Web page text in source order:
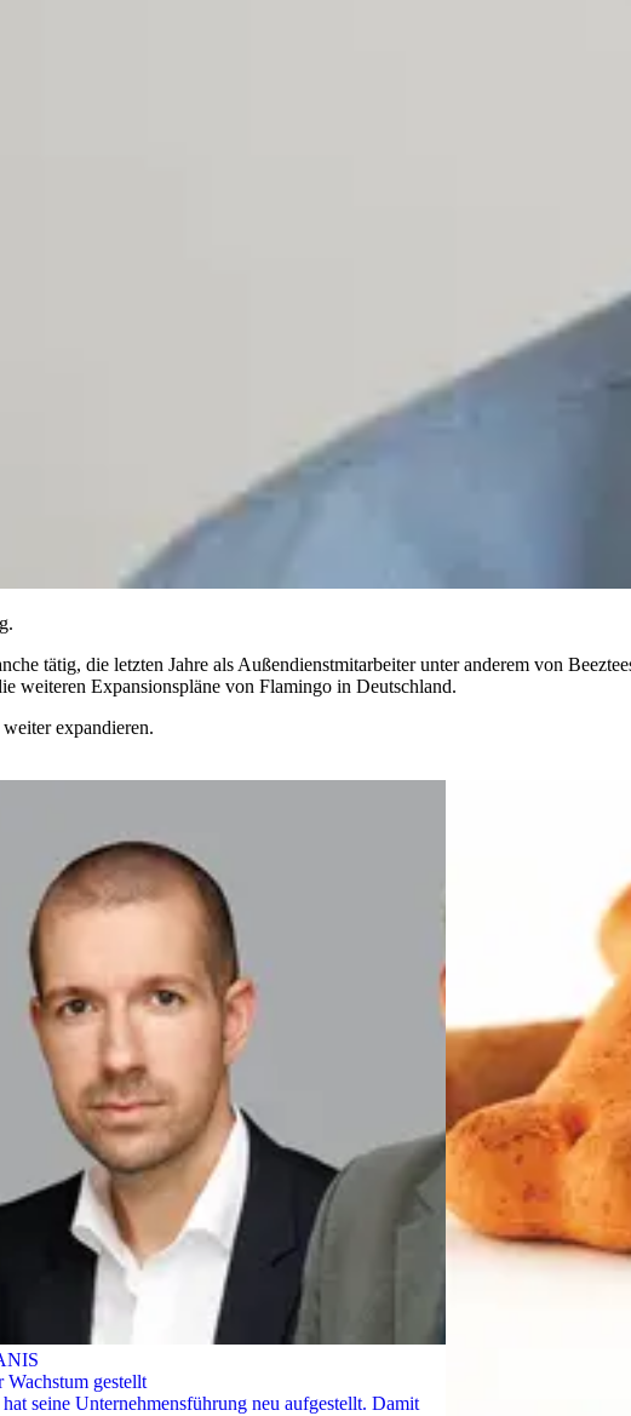
tätig, die letzten Jahre als Außendienstmitarbeiter unter anderem von
weiteren Expansionspläne von Flamingo in Deutschland.
expandieren.
Wachstum gestellt
seine Unternehmensführung neu aufgestellt. Damit